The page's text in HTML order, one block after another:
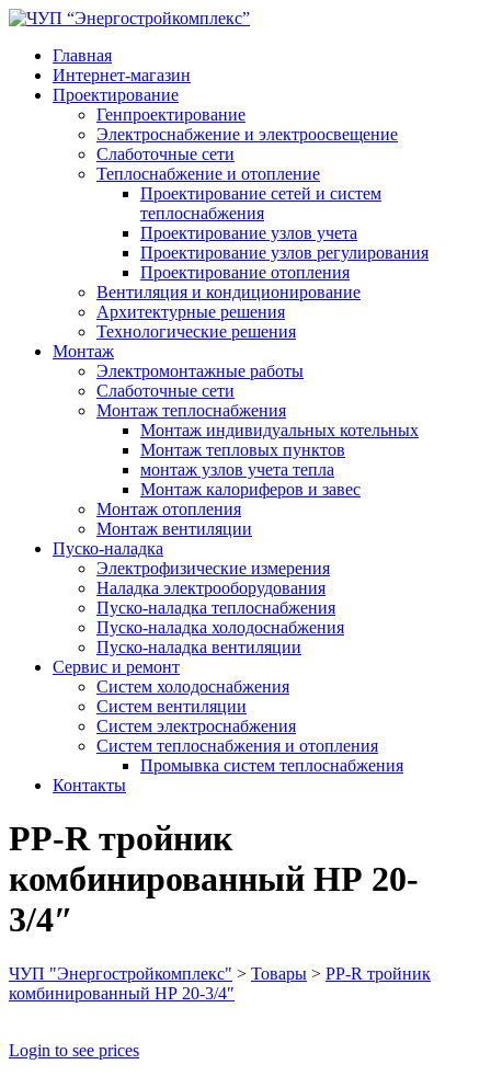
Главная
Интернет-магазин
Проектирование
Генпроектирование
Электроснабжение и электроосвещение
Слаботочные сети
Теплоснабжение и отопление
Проектирование сетей и систем
теплоснабжения
Проектирование узлов учета
Проектирование узлов регулирования
Проектирование отопления
Вентиляция и кондиционирование
Архитектурные решения
Технологические решения
Монтаж
Электромонтажные работы
Слаботочные сети
Монтаж теплоснабжения
Монтаж индивидуальных котельных
Монтаж тепловых пунктов
монтаж узлов учета тепла
Монтаж калориферов и завес
Монтаж отопления
Монтаж вентиляции
Пуско-наладка
Электрофизические измерения
Наладка электрооборудования
Пуско-наладка теплоснабжения
Пуско-наладка холодоснабжения
Пуско-наладка вентиляции
Сервис и ремонт
Систем холодоснабжения
Систем вентиляции
Систем электроснабжения
Систем теплоснабжения и отопления
Промывка систем теплоснабжения
Контакты
PP-R тройник
комбинированный НР 20-
3/4″
ЧУП "Энергостройкомплекс" > Товары > PP-R тройник
комбинированный НР 20-3/4″
Login to see prices